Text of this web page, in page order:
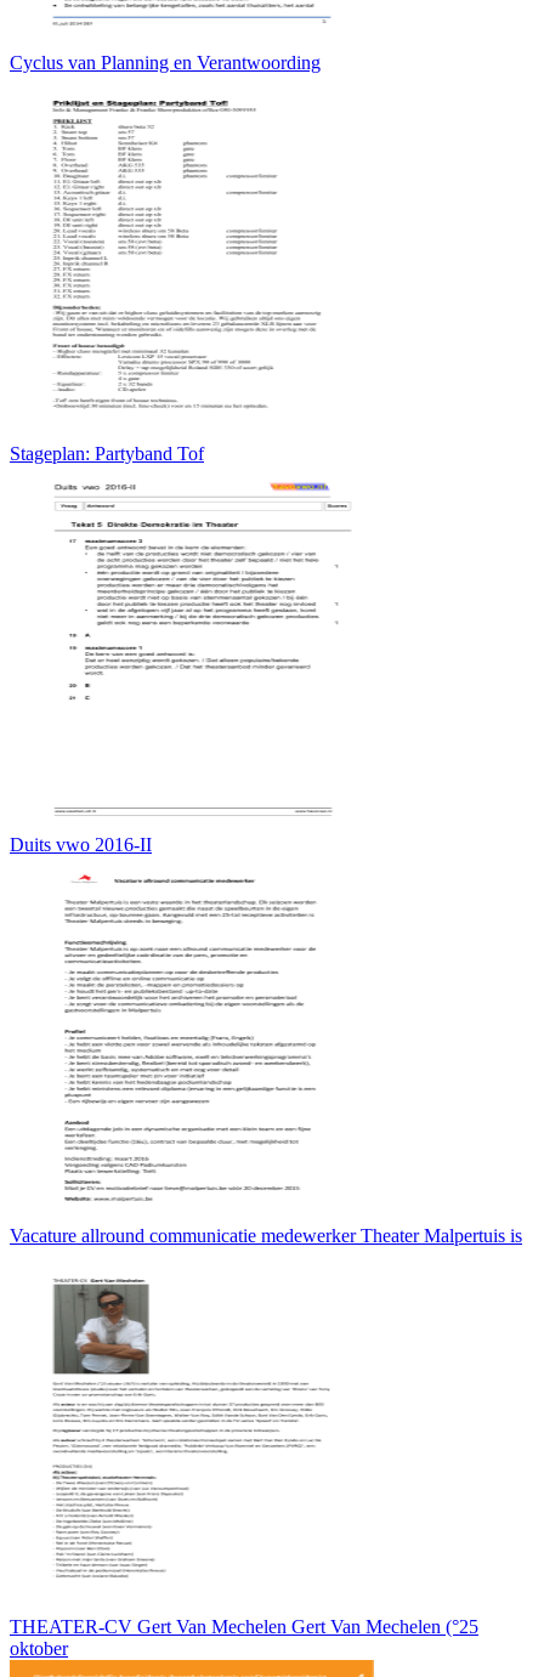
Cyclus van Planning en Verantwoording
Stageplan: Partyband Tof
Duits vwo 2016-II
Vacature allround communicatie medewerker Theater Malpertuis is
THEATER-CV Gert Van Mechelen Gert Van Mechelen (°25
oktober